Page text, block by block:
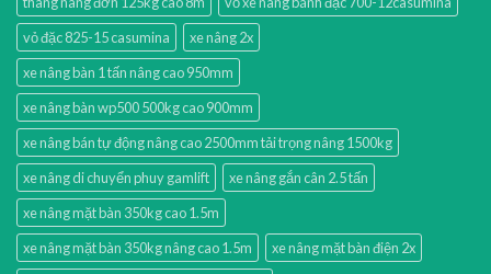
vỏ đặc 825-15 casumina
xe nâng 2x
xe nâng bàn 1 tấn nâng cao 950mm
xe nâng bàn wp500 500kg cao 900mm
xe nâng bán tự động nâng cao 2500mm tải trọng nâng 1500kg
xe nâng di chuyển phuy gamlift
xe nâng gắn cân 2.5 tấn
xe nâng mặt bàn 350kg cao 1.5m
xe nâng mặt bàn 350kg nâng cao 1.5m
xe nâng mặt bàn điện 2x